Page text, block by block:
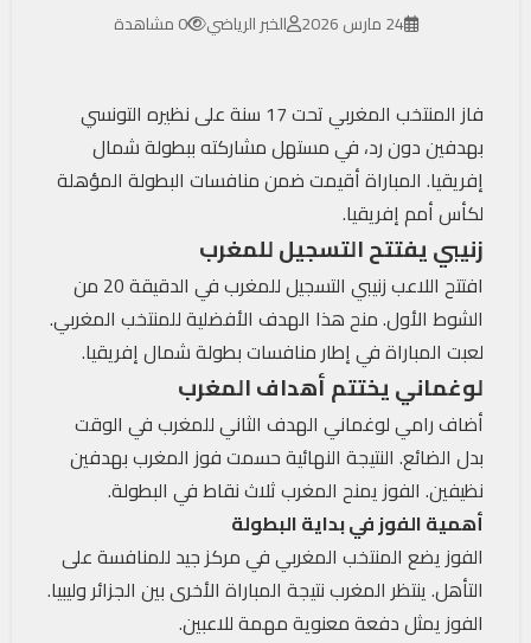
24 مارس 2026 الخبر الرياضي 0 مشاهدة
فاز المنتخب المغربي تحت 17 سنة على نظيره التونسي
بهدفين دون رد، في مستهل مشاركته ببطولة شمال
إفريقيا. المباراة أقيمت ضمن منافسات البطولة المؤهلة
لكأس أمم إفريقيا.
زنيبي يفتتح التسجيل للمغرب
افتتح اللاعب زنيبي التسجيل للمغرب في الدقيقة 20 من
الشوط الأول. منح هذا الهدف الأفضلية للمنتخب المغربي.
لعبت المباراة في إطار منافسات بطولة شمال إفريقيا.
لوغماني يختتم أهداف المغرب
أضاف رامي لوغماني الهدف الثاني للمغرب في الوقت
بدل الضائع. النتيجة النهائية حسمت فوز المغرب بهدفين
نظيفين. الفوز يمنح المغرب ثلاث نقاط في البطولة.
أهمية الفوز في بداية البطولة
الفوز يضع المنتخب المغربي في مركز جيد للمنافسة على
التأهل. ينتظر المغرب نتيجة المباراة الأخرى بين الجزائر وليبيا.
الفوز يمثل دفعة معنوية مهمة للاعبين.